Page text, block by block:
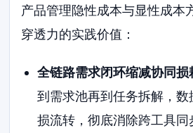
产品管理隐性成本与显性成本
穿透力的实践价值：
全链路需求闭环缩减协同损
到需求池再到任务拆解，
损流转，彻底消除跨工具